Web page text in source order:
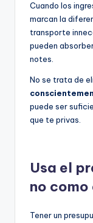
Cuando los
marcan la
transporte
pueden
notes.
No se trata de
puede ser
que te privas.
Usa el
no
Tener un